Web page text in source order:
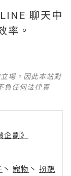
聊天中
率。
場。因此本站對
負任何法律責
劃》
丶 寵物 丶 扮靚